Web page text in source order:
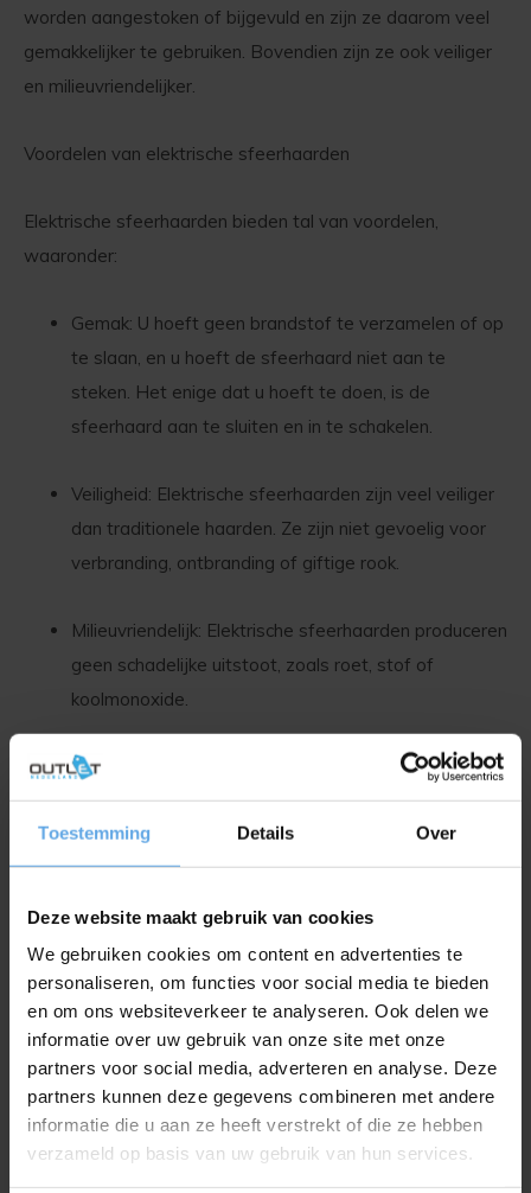
Toestemming Details Over
Deze website maakt gebruik van cookies
We gebruiken cookies om content en advertenties te
personaliseren, om functies voor social media te bieden
en om ons websiteverkeer te analyseren. Ook delen we
informatie over uw gebruik van onze site met onze
partners voor social media, adverteren en analyse. Deze
partners kunnen deze gegevens combineren met andere
informatie die u aan ze heeft verstrekt of die ze hebben
verzameld op basis van uw gebruik van hun services.
worden aangestoken of bijgevuld en zijn ze daarom veel
gemakkelijker te gebruiken. Bovendien zijn ze ook veiliger
en milieuvriendelijker.
Voordelen van elektrische sfeerhaarden
Elektrische sfeerhaarden bieden tal van voordelen,
waaronder:
Gemak: U hoeft geen brandstof te verzamelen of op
te slaan, en u hoeft de sfeerhaard niet aan te
steken. Het enige dat u hoeft te doen, is de
sfeerhaard aan te sluiten en in te schakelen.
Veiligheid: Elektrische sfeerhaarden zijn veel veiliger
dan traditionele haarden. Ze zijn niet gevoelig voor
verbranding, ontbranding of giftige rook.
Milieuvriendelijk: Elektrische sfeerhaarden produceren
geen schadelijke uitstoot, zoals roet, stof of
koolmonoxide.
Verschillende stijlen: Er zijn tal van verschillende
elektrische sfeerhaarden beschikbaar in verschillende
stijlen, van modern tot traditioneel, waardoor u de
perfecte sfeerhaard kunt vinden die aansluit bij uw
Minder kosten: Elektrische sfeerhaarden zijn in
verhouding goedkoper dan traditionele haarden en
hoeven niet te worden gerepareerd of onderhouden.
Elektrische sfeerhaarden zijn de perfecte oplossing voor
iedereen die op zoek is naar een eenvoudige, veilige en